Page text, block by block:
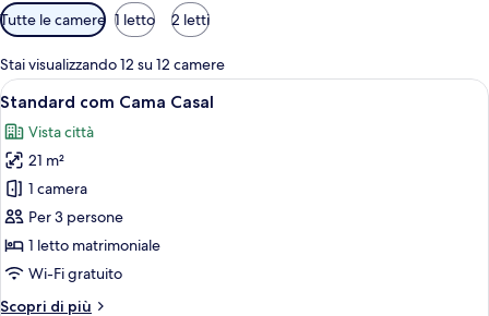
Filtri
disponibili
per
le
camere
Tutte le camere 1 letto 2 letti
Stai visualizzando 12 su 12 camere
Apri
tutte
le
foto
per
Standard
com
Cama
Una camera d'albergo con un letto
5
Standard com Cama Casal
Vista città
21 m²
1 camera
Per 3 persone
1 letto matrimoniale
Wi-Fi gratuito
Scopri di più
Altri